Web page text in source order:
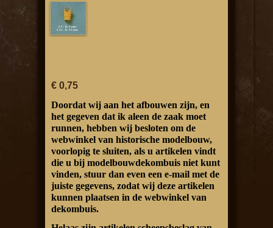
€ 0,75
Doordat wij aan het afbouwen zijn, en
het gegeven dat ik aleen de zaak moet
runnen, hebben wij besloten om de
webwinkel van historische modelbouw,
voorlopig te sluiten, als u artikelen vindt
die u bij modelbouwdekombuis niet kunt
vinden, stuur dan even een e-mail met de
juiste gegevens, zodat wij deze artikelen
kunnen plaatsen in de webwinkel van
dekombuis.